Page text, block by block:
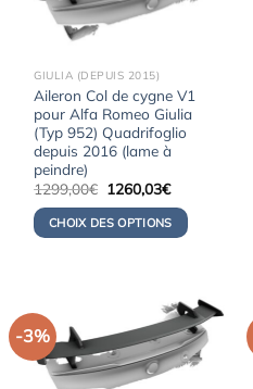
GIULIA (DEPUIS 2015)
Aileron Col de cygne V1
pour Alfa Romeo Giulia
(Typ 952) Quadrifoglio
depuis 2016 (lame à
peindre)
1299,00€ Le
prix
initial
était :
1299,00€.
1260,03€Le
actuel
est :
1260,03€.
CHOIX DES OPTIONS
-3%